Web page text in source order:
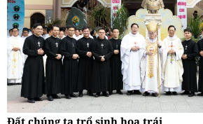
Đất chúng ta trổ sinh hoa trái